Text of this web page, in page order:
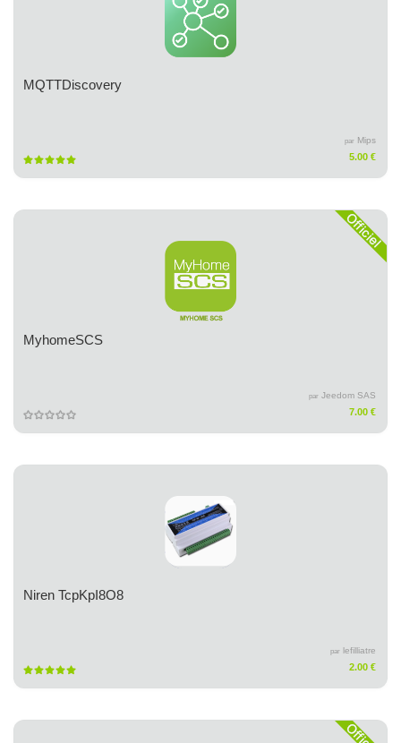
MQTTDiscovery
par Mips
5.00 €
MyhomeSCS
par Jeedom SAS
7.00 €
Niren TcpKpI8O8
par lefilliatre
2.00 €